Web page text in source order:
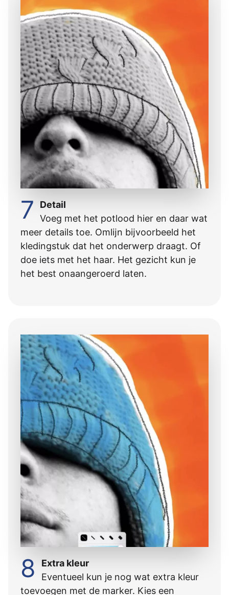
7
Detail
Voeg met het potlood hier en daar wat
meer details toe. Omlĳn bĳvoorbeeld het
kledingstuk dat het onderwerp draagt. Of
doe iets met het haar. Het gezicht kun je
het best onaangeroerd laten.
8
Extra kleur
Eventueel kun je nog wat extra kleur
toevoegen met de marker. Kies een